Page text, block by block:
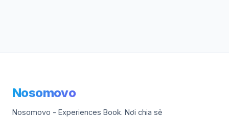
Nosomovo
Nosomovo - Experiences Book. Nơi chia sẻ